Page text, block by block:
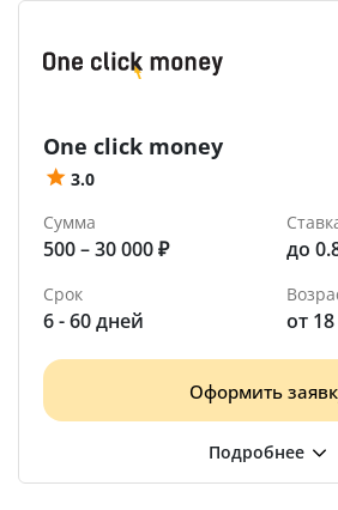
One click money
3.0
Сумма
500 – 30 000 ₽ до
Срок
6 - 60 дней от
Оформить